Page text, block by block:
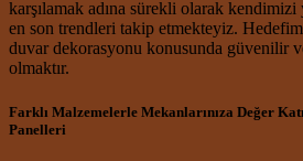
karşılamak adına sürekli olarak
en son trendleri takip etmekteyiz.
duvar dekorasyonu konusunda güvenilir
olmaktır.
Farklı Malzemelerle Mekanlarınıza Değer
Panelleri